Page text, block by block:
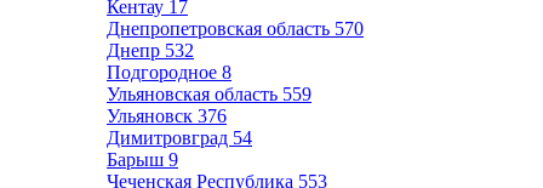
Кентау 17
Днепропетровская область 570
Днепр 532
Подгородное 8
Ульяновская область 559
Ульяновск 376
Димитровград 54
Барыш 9
Чеченская Республика 553